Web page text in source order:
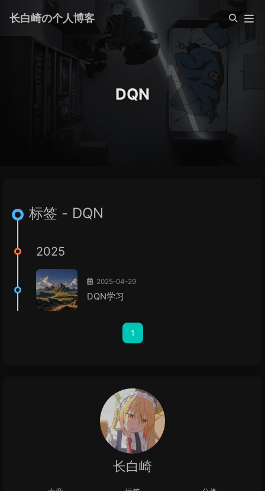
长白崎の个人博客
DQN
标签 - DQN
2025
2025-04-29
DQN学习
1
长白崎